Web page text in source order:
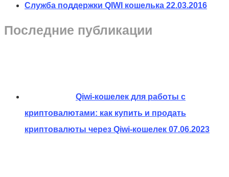
Служба поддержки QIWI кошелька 22.03.2016
Последние публикации
Qiwi-кошелек для работы с
криптовалютами: как купить и продать
криптовалюты через Qiwi-кошелек 07.06.2023